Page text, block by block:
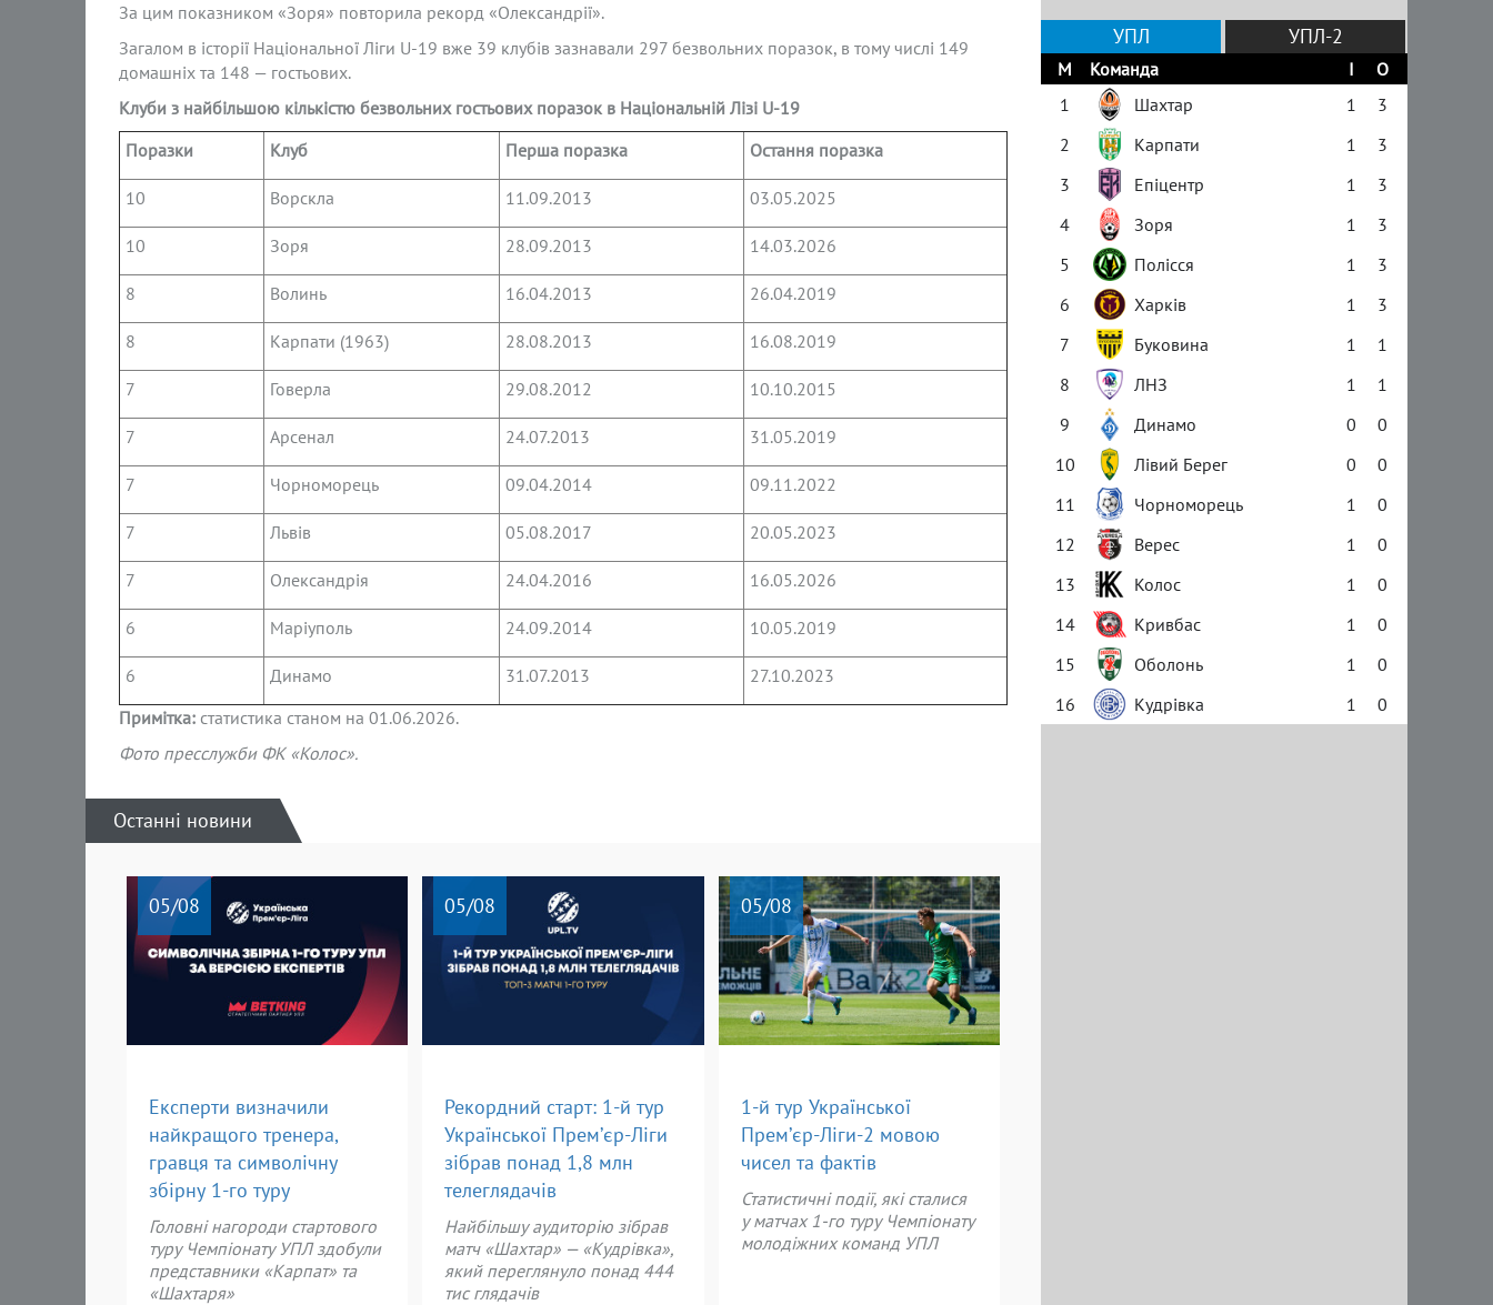
За цим показником «Зоря» повторила рекорд «Олександрії».
Загалом в історії Національної Ліги U-19 вже 39 клубів зазнавали 297 безвольних поразок, в тому числі 149
домашніх та 148 — гостьових.
Клуби з найбільшою кількістю безвольних гостьових поразок в Національній Лізі U-19
Поразки
Клуб Перша поразка Остання поразка
10 Ворскла 11.09.2013 03.05.2025
10 Зоря 28.09.2013 14.03.2026
8 Волинь 16.04.2013 26.04.2019
8 Карпати (1963) 28.08.2013 16.08.2019
7 Говерла 29.08.2012 10.10.2015
7 Арсенал 24.07.2013 31.05.2019
7 Чорноморець 09.04.2014 09.11.2022
7 Львів 05.08.2017 20.05.2023
7 Олександрія 24.04.2016 16.05.2026
6 Маріуполь 24.09.2014 10.05.2019
6 Динамо 31.07.2013
27.10.2023
Примітка: статистика станом на 01.06.2026.
Фото пресслужби ФК «Колос».
Останні новини
05/08
Експерти визначили
найкращого тренера,
гравця та символічну
збірну 1-го туру
Головні нагороди стартового
туру Чемпіонату УПЛ здобули
представники «Карпат» та
«Шахтаря»
05/08
Рекордний старт: 1-й тур
Української Прем’єр-Ліги
зібрав понад 1,8 млн
телеглядачів
Найбільшу аудиторію зібрав
матч «Шахтар» — «Кудрівка»,
який переглянуло понад 444
тис глядачів
05/08
1-й тур Української
Прем’єр-Ліги-2 мовою
чисел та фактів
Статистичні події, які сталися
у матчах 1-го туру Чемпіонату
молодіжних команд УПЛ
УПЛ УПЛ-2
М Команда І
О
1
Шахтар 1
3
2
Карпати 1
3
3
Епіцентр 1
3
4
Зоря 1
3
5
Полісся 1
3
6
Харків 1
3
7
Буковина 1
1
8
ЛНЗ 1
1
9
Динамо 0
0
10
Лівий Берег 0
0
11
Чорноморець 1
0
12
Верес 1
0
13
Колос 1
0
14
Кривбас 1
0
15
Оболонь 1
0
16
Кудрівка 1 0